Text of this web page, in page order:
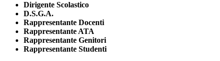
Dirigente Scolastico
D.S.G.A.
Rappresentante Docenti
Rappresentante ATA
Rappresentante Genitori
Rappresentante Studenti